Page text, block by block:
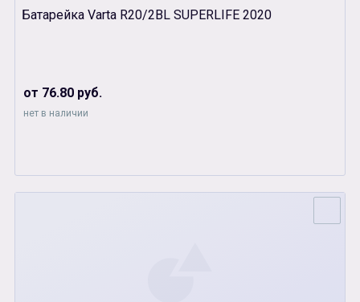
Батарейка Varta R20/2BL SUPERLIFE 2020
от 76.80 руб.
нет в наличии